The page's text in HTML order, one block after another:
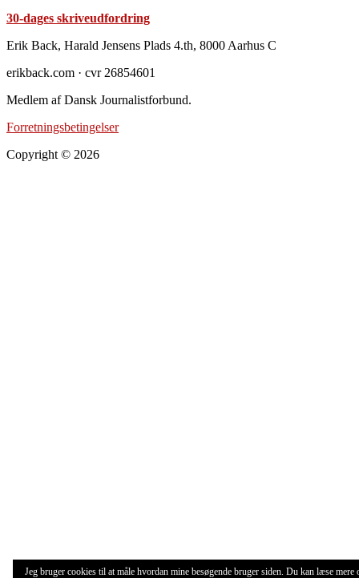
30-dages skriveudfordring
Footer
Erik Back, Harald Jensens Plads 4.th, 8000 Aarhus C
erikback.com · cvr 26854601
Medlem af Dansk Journalistforbund.
Forretningsbetingelser
Copyright © 2026
Jeg bruger cookies til at måle hvordan mine besøgende bruger siden. Du kan læse mere